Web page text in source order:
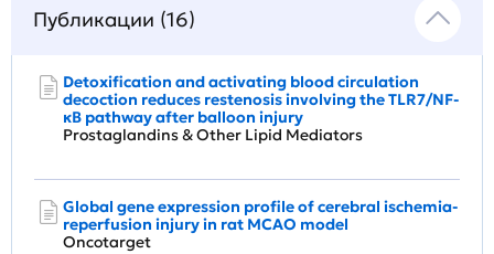
Публикации (16)
Detoxification and activating blood circulation
decoction reduces restenosis involving the TLR7/NF-
κB pathway after balloon injury
Prostaglandins & Other Lipid Mediators
Global gene expression profile of cerebral ischemia-
reperfusion injury in rat MCAO model
Oncotarget